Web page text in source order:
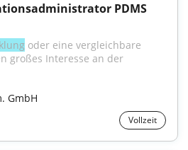
PDMS
oder eine vergleichbare
großes Interesse an der
GmbH
Vollzeit